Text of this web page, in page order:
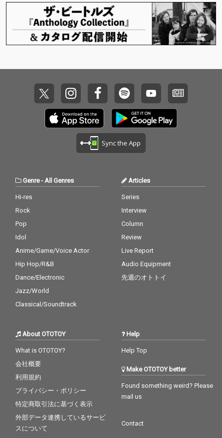
Sync the App
Genre- All Genres
Hi-res
Rock
Pop
Idol
Anime/Game/Voice Actor
Hip Hop/R&B
Dance/Electronic
Jazz/World
Classical/Soundtrack
Articles
Series
Interview
Column
Review
Live Report
Audio Equipment
先週のオトトイ
About OTOTOY
What is OTOTOY?
会社概要
利用規約
プライバシー・ポリシー
特定商取引法に基づく表示
外部データ連携しているサービ
スについて
Help
Help Top
Make OTOTOY better
Found something weird? Please
mail us
Contact